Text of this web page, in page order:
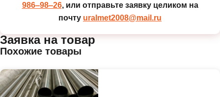
986‒98‒26, или отправьте заявку целиком на
почту uralmet2008@mail.ru
Заявка на товар
Похожие товары